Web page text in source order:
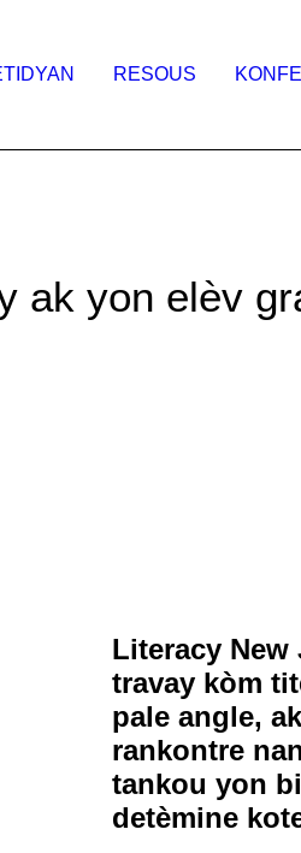
RESOUS
ak yon elèv
Literacy New
travay kòm
pale angle,
rankontre
tankou yon
detèmine